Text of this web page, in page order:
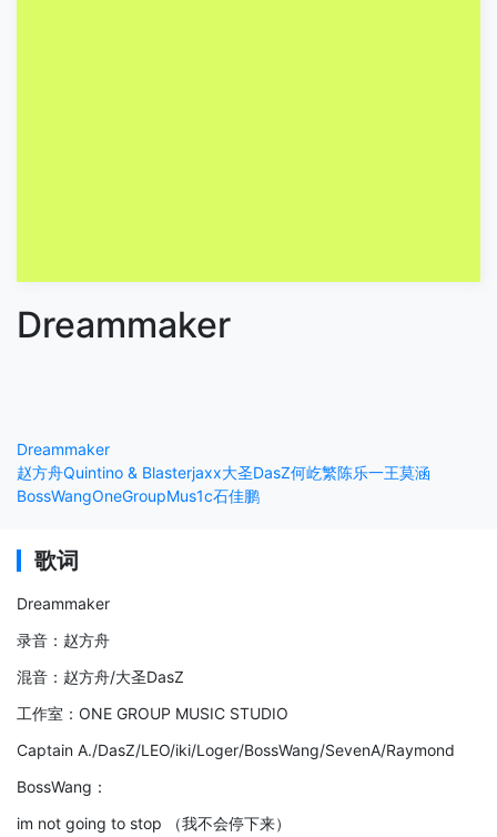
Dreammaker
Dreammaker
赵方舟Quintino & Blasterjaxx大圣DasZ何屹繁陈乐一王莫涵
BossWangOneGroupMus1c石佳鹏
歌词
Dreammaker
录音：赵方舟
混音：赵方舟/大圣DasZ
工作室：ONE GROUP MUSIC STUDIO
Captain A./DasZ/LEO/iki/Loger/BossWang/SevenA/Raymond
BossWang：
im not going to stop （我不会停下来）